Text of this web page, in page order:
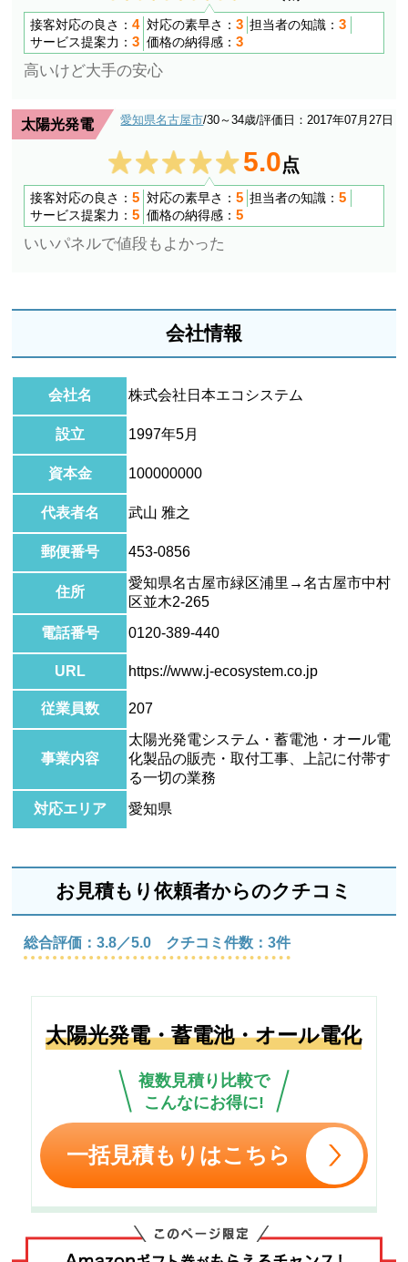
接客対応の良さ： 4 対応の素早さ： 3 担当者の知識：3
サービス提案力： 3 価格の納得感： 3
高いけど大手の安心
太陽光発電 愛知県名古屋市/30～34歳/評価日：2017年07月27日
5.0点
接客対応の良さ： 5 対応の素早さ： 5 担当者の知識：5
サービス提案力： 5 価格の納得感： 5
いいパネルで値段もよかった
会社情報
会社名 株式会社日本エコシステム
設立 1997年5月
資本金 100000000
代表者名 武山 雅之
郵便番号 453-0856
住所
愛知県名古屋市緑区浦里→名古屋市中村
区並木2-265
電話番号
0120-389-440
URL https://www.j-ecosystem.co.jp
従業員数 207
事業内容
太陽光発電システム・蓄電池・オール電
化製品の販売・取付工事、上記に付帯す
る一切の業務
対応エリア
愛知県
お見積もり依頼者からのクチコミ
総合評価：3.8／5.0 クチコミ件数：3件
太陽光発電・蓄電池・オール電化
複数見積り比較で
こんなにお得に!
一括見積もりはこちら